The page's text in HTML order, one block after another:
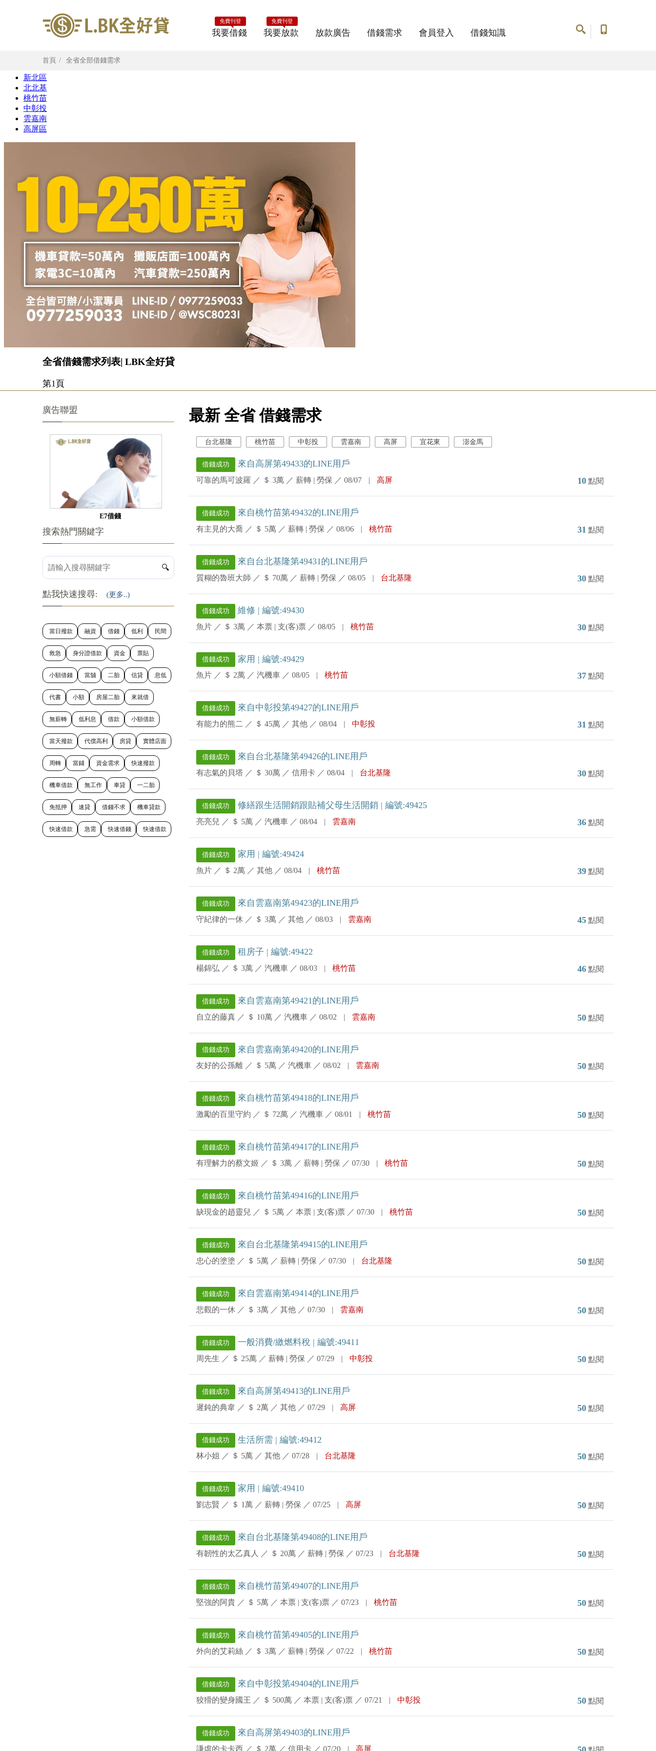
我要借錢
免費刊登
我要放款
免費刊登
放款廣告 借錢需求 會員登入 借錢知識
首頁 全省全部借錢需求
全省借錢需求列表| LBK全好貸
第1頁
最新 全省 借錢需求
台北基隆 桃竹苗 中彰投 雲嘉南 高屏 宜花東 澎金馬
借錢成功 來自高屏第49433的LINE用戶
可靠的馬可波羅 ／ ＄ 3萬 ／ 薪轉 | 勞保 ／ 08/07 | 高屏 10 點閱
借錢成功 來自桃竹苗第49432的LINE用戶
有主見的大喬 ／ ＄ 5萬 ／ 薪轉 | 勞保 ／ 08/06 | 桃竹苗 31 點閱
借錢成功 來自台北基隆第49431的LINE用戶
質糊的魯班大師 ／ ＄ 70萬 ／ 薪轉 | 勞保 ／ 08/05 | 台北基隆 30 點閱
借錢成功 維修 | 編號:49430
魚片 ／ ＄ 3萬 ／ 本票 | 支(客)票 ／ 08/05 | 桃竹苗 30 點閱
借錢成功 家用 | 編號:49429
魚片 ／ ＄ 2萬 ／ 汽機車 ／ 08/05 | 桃竹苗 37 點閱
借錢成功 來自中彰投第49427的LINE用戶
有能力的熊二 ／ ＄ 45萬 ／ 其他 ／ 08/04 | 中彰投 31 點閱
借錢成功 來自台北基隆第49426的LINE用戶
有志氣的貝塔 ／ ＄ 30萬 ／ 信用卡 ／ 08/04 | 台北基隆 30 點閱
借錢成功 修繕跟生活開銷跟貼補父母生活開銷 | 編號:49425
亮亮兒 ／ ＄ 5萬 ／ 汽機車 ／ 08/04 | 雲嘉南 36 點閱
借錢成功 家用 | 編號:49424
魚片 ／ ＄ 2萬 ／ 其他 ／ 08/04 | 桃竹苗 39 點閱
借錢成功 來自雲嘉南第49423的LINE用戶
守紀律的一休 ／ ＄ 3萬 ／ 其他 ／ 08/03 | 雲嘉南 45 點閱
借錢成功 租房子 | 編號:49422
楊錦弘 ／ ＄ 3萬 ／ 汽機車 ／ 08/03 | 桃竹苗 46 點閱
借錢成功 來自雲嘉南第49421的LINE用戶
自立的藤真 ／ ＄ 10萬 ／ 汽機車 ／ 08/02 | 雲嘉南 50 點閱
借錢成功 來自雲嘉南第49420的LINE用戶
友好的公孫離 ／ ＄ 5萬 ／ 汽機車 ／ 08/02 | 雲嘉南 50 點閱
借錢成功 來自桃竹苗第49418的LINE用戶
激勵的百里守約 ／ ＄ 72萬 ／ 汽機車 ／ 08/01 | 桃竹苗 50 點閱
借錢成功 來自桃竹苗第49417的LINE用戶
有理解力的蔡文姬 ／ ＄ 3萬 ／ 薪轉 | 勞保 ／ 07/30 | 桃竹苗 50 點閱
借錢成功 來自桃竹苗第49416的LINE用戶
缺現金的趙靈兒 ／ ＄ 5萬 ／ 本票 | 支(客)票 ／ 07/30 | 桃竹苗 50 點閱
借錢成功 來自台北基隆第49415的LINE用戶
忠心的塗塗 ／ ＄ 5萬 ／ 薪轉 | 勞保 ／ 07/30 | 台北基隆 50 點閱
借錢成功 來自雲嘉南第49414的LINE用戶
悲觀的一休 ／ ＄ 3萬 ／ 其他 ／ 07/30 | 雲嘉南 50 點閱
借錢成功 一般消費/繳燃料稅 | 編號:49411
周先生 ／ ＄ 25萬 ／ 薪轉 | 勞保 ／ 07/29 | 中彰投 50 點閱
借錢成功 來自高屏第49413的LINE用戶
遲鈍的典韋 ／ ＄ 2萬 ／ 其他 ／ 07/29 | 高屏 50 點閱
借錢成功 生活所需 | 編號:49412
林小姐 ／ ＄ 5萬 ／ 其他 ／ 07/28 | 台北基隆 50 點閱
借錢成功 家用 | 編號:49410
劉志賢 ／ ＄ 1萬 ／ 薪轉 | 勞保 ／ 07/25 | 高屏 50 點閱
借錢成功 來自台北基隆第49408的LINE用戶
有韌性的太乙真人 ／ ＄ 20萬 ／ 薪轉 | 勞保 ／ 07/23 | 台北基隆 50 點閱
借錢成功 來自桃竹苗第49407的LINE用戶
堅強的阿貴 ／ ＄ 5萬 ／ 本票 | 支(客)票 ／ 07/23 | 桃竹苗 50 點閱
借錢成功 來自桃竹苗第49405的LINE用戶
外向的艾莉絲 ／ ＄ 3萬 ／ 薪轉 | 勞保 ／ 07/22 | 桃竹苗 50 點閱
借錢成功 來自中彰投第49404的LINE用戶
狡猾的變身國王 ／ ＄ 500萬 ／ 本票 | 支(客)票 ／ 07/21 | 中彰投 50 點閱
借錢成功 來自高屏第49403的LINE用戶
謙虛的卡卡西 ／ ＄ 2萬 ／ 信用卡 ／ 07/20 | 高屏
廣告聯盟
E7借錢
搜索熱門關鍵字
🔍
點我快速搜尋: (更多..)
當日撥款 融資 借錢 低利 民間
救急 身分證借款 資金 票貼
小額借錢 當舖 二胎 信貸 息低
代書 小額 房屋二胎 來就借
無薪轉 低利息 借款 小額借款
當天撥款 代償高利 房貸 實體店面
周轉 當鋪 資金需求 快速撥款
機車借款 無工作 車貸 一二胎
免抵押 速貸 借錢不求 機車貸款
快速借款 急需 快速借錢 快速借款